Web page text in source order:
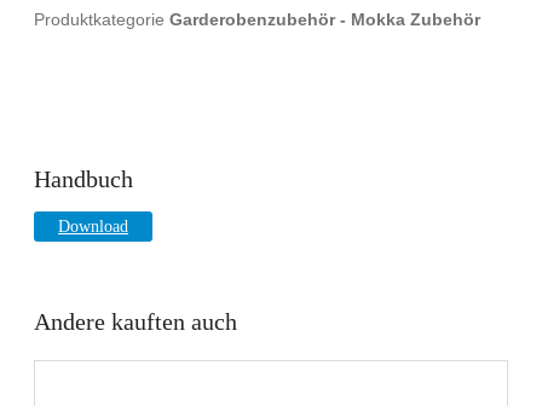
Produktkategorie Garderobenzubehör - Mokka Zubehör
Handbuch
Download
Andere kauften auch